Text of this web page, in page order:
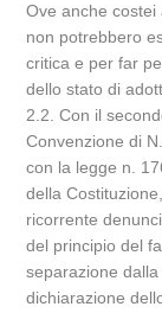
Ove anche
non potrebbero
critica e per far
dello stato di
2.2. Con il
Convenzione di
con la legge n.
della
ricorrente
del principio del
separazione
dichiarazione